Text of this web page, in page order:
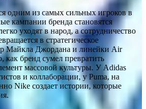
одним из самых сильных игроков в
кампании бренда становятся
уходят в народ, а сотрудничество
в стратегическое
Майкла Джордана и линейки Air
как бренд сумел превратить
массовой культуры. У Adidas
и коллаборации, у Puma, на
Nike создает истории, которые